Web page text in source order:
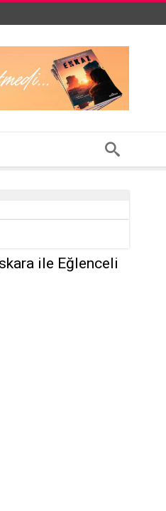
ile Eğlenceli